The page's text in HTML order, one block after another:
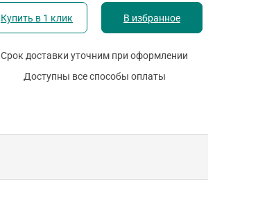
Купить в 1 клик В избранное
Срок доставки уточним при оформлении
Доступны все способы оплаты